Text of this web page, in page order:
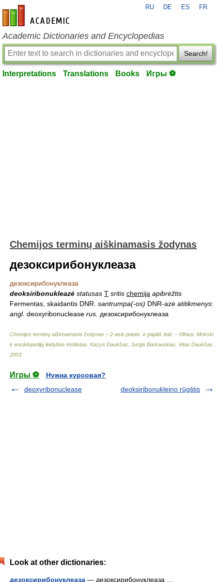
en-academic.com
RU DE ES FR
Academic Dictionaries and Encyclopedias
Search!
Interpretations Translations Books Игры ⚽
Chemijos terminų aiškinamasis žodynas
дезоксирибонуклеаза
дезоксирибонуклеаза
deoksiribonukleazė statusas T sritis chemija apibrėžtis
Fermentas, skaidantis DNR. santrumpa(-os) DNR-azė atitikmenys:
angl. deoxyribonuclease rus. дезоксирибонуклеаза
Chemijos terminų aiškinamasis žodynas – 2-asis patais. ir papild. leid. – Vilnius: Mokslo
ir enciklopedijų leidybos institutas Kazys Daukšas, Jurgis Barkauskas, Vitas Daukšas
2003
Игры ⚽
Нужна курсовая?
deoxyribonuclease
deoksiribonukleino rūgštis
Look at other dictionaries:
дезоксирибонуклеаза — дезоксирибонуклеаза …